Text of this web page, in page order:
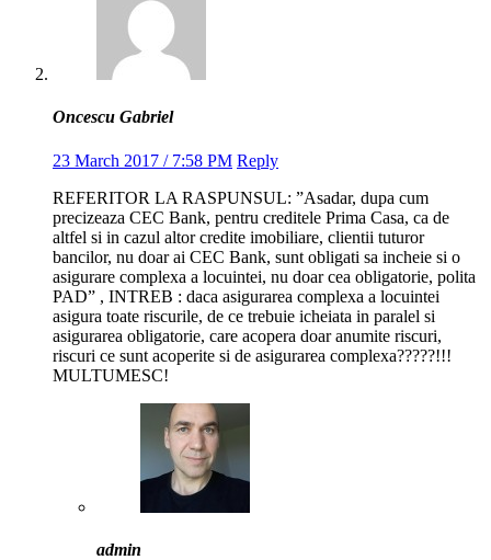
Oncescu Gabriel
23 March 2017 / 7:58 PM Reply
REFERITOR LA RASPUNSUL: ”Asadar, dupa cum
precizeaza CEC Bank, pentru creditele Prima Casa, ca de
altfel si in cazul altor credite imobiliare, clientii tuturor
bancilor, nu doar ai CEC Bank, sunt obligati sa incheie si o
asigurare complexa a locuintei, nu doar cea obligatorie, polita
PAD” , INTREB : daca asigurarea complexa a locuintei
asigura toate riscurile, de ce trebuie icheiata in paralel si
asigurarea obligatorie, care acopera doar anumite riscuri,
riscuri ce sunt acoperite si de asigurarea complexa?????!!!
MULTUMESC!
admin